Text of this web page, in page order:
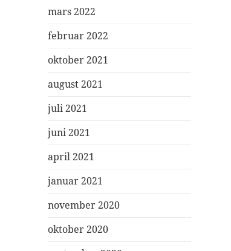
mars 2022
februar 2022
oktober 2021
august 2021
juli 2021
juni 2021
april 2021
januar 2021
november 2020
oktober 2020